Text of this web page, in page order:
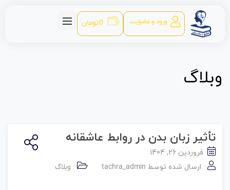
ورود و عضویت 0 تومان
وبلاگ
تأثیر زبان بدن در روابط عاشقانه
فروردین 26, 1404
ارسال شده توسطtachra_admin وبلاگ